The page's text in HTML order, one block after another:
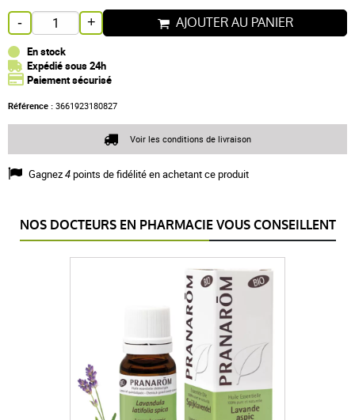
- + AJOUTER AU PANIER
En stock
Expédié sous 24h
Paiement sécurisé
Référence : 3661923180827
Gagnez4points de fidélité en achetant ce produit
Voir les conditions de livraison
NOS DOCTEURS EN PHARMACIE VOUS CONSEILLENT